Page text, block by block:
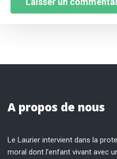
A propos de nous
Le Laurier intervient dans la
moral dont l’enfant vivant avec